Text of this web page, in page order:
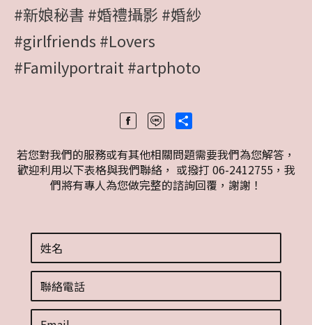
#新娘秘書 #婚禮攝影 #婚紗
#girlfriends #Lovers
#Familyportrait #artphoto
若您對我們的服務或有其他相關問題需要我們為您解答，
歡迎利用以下表格與我們聯絡， 或撥打 06-2412755，我
們將有專人為您做完整的諮詢回覆，謝謝！